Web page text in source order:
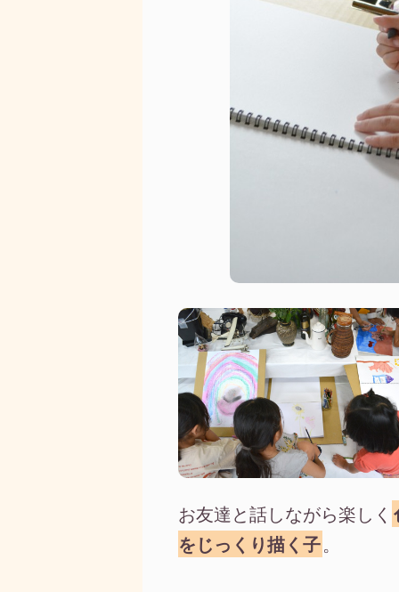
お友達と話しながら楽しく
をじっくり描く子。